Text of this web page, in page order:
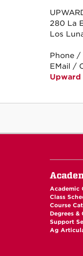
280 La
Los
Phone /
EMail /
Upward
Academic
Class
Course
Degrees &
Support
Ag